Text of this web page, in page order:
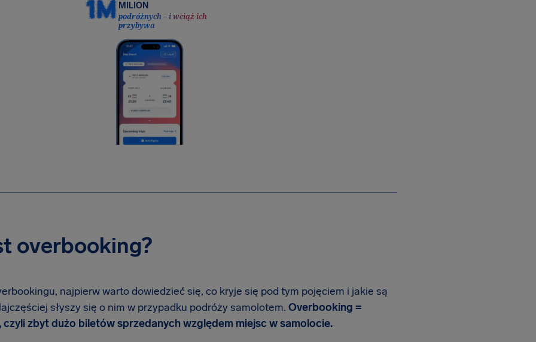
MILION
podróżnych – i wciąż ich
przybywa
overbooking?
najpierw warto dowiedzieć się, co kryje się pod tym pojęciem i jakie są
słyszy się o nim w przypadku podróży samolotem. Overbooking =
czyli zbyt dużo biletów sprzedanych względem miejsc w samolocie.